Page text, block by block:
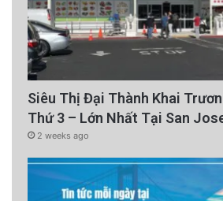
Siêu Thị Đại Thành Khai
Thứ 3 – Lớn Nhất Tại San
2 weeks ago